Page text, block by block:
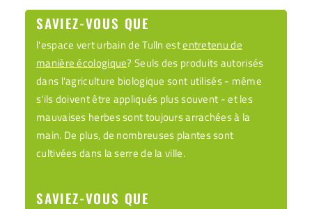
SAVIEZ-VOUS QUE
l'espace vert urbain de Tulln estentretenu de
manière écologique? Seuls des produits autorisés
dans l'agriculture biologique sont utilisés - même
s'ils doivent être appliqués plus souvent - et les
mauvaises herbes sont toujours arrachées à la
main. De plus, de nombreuses plantes sont
cultivées dans la serre de la ville.
SAVIEZ-VOUS QUE